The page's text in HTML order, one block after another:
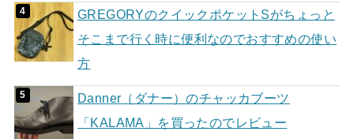
GREGORYのクイックポケットSがちょっと
そこまで行く時に便利なのでおすすめの使い
方
Danner（ダナー）のチャッカブーツ
「KALAMA」を買ったのでレビュー